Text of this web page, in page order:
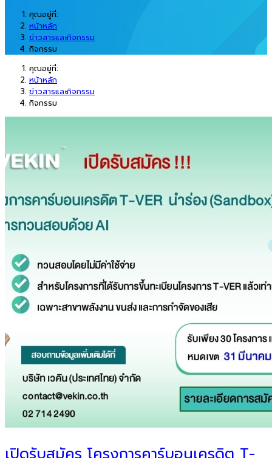
คุณอยู่ที่:
หน้าหลัก
ข่าวสารและกิจกรรม
กิจกรรม
คุณอยู่ที่:
หน้าหลัก
ข่าวสารและกิจกรรม
กิจกรรม